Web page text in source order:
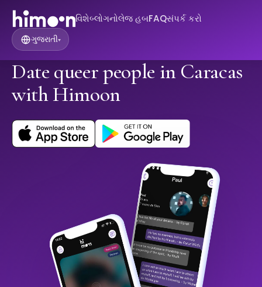
વિશેબ્લોગનોલેજ હબFAQસંપર્ક કરો
ગુજરાતી▾
Date queer people in Caracas
with Himoon